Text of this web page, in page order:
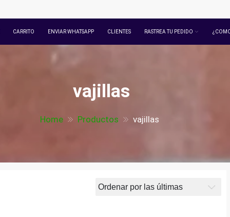
CARRITO ENVIAR WHATSAPP CLIENTES RASTREA TU PEDIDO
vajillas
Home Productos vajillas